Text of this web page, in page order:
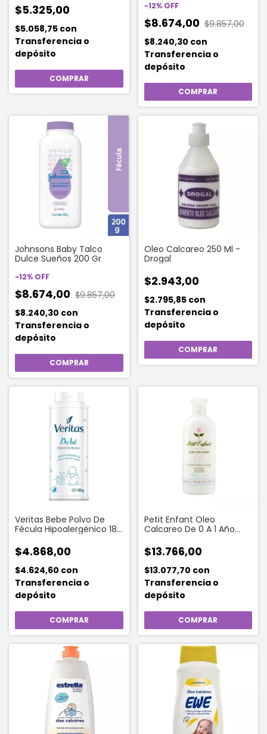
$5.325,00
$5.058,75 con
Transferencia o
depósito
-12% OFF
$8.674,00 $9.857,00
$8.240,30 con
Transferencia o
depósito
Johnsons Baby Talco
Dulce Sueños 200 Gr
-12% OFF
$8.674,00 $9.857,00
$8.240,30 con
Transferencia o
depósito
Oleo Calcareo 250 Ml -
Drogal
$2.943,00
$2.795,85 con
Transferencia o
depósito
Veritas Bebe Polvo De
Fécula Hipoalergénico 180
$4.868,00
$4.624,60 con
Transferencia o
depósito
Petit Enfant Oleo
Calcareo De 0 A 1 Año
$13.766,00
$13.077,70 con
Transferencia o
depósito